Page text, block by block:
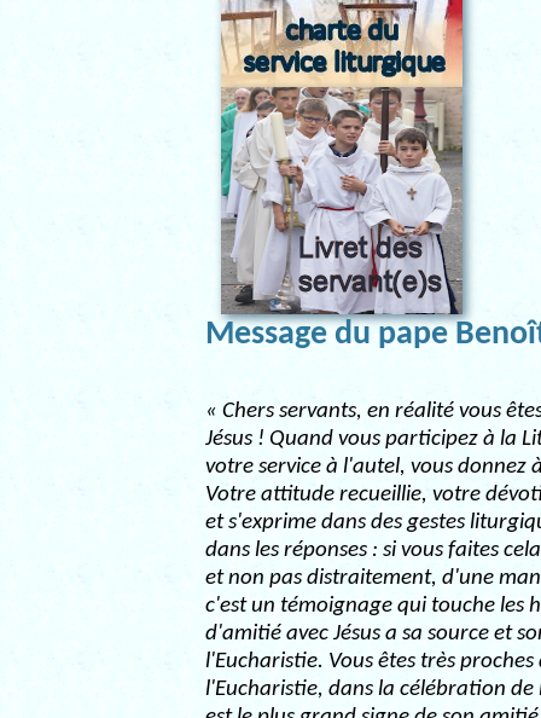
Message du pape
« Chers servants, en réalité vous
Jésus ! Quand vous participez à la
votre service à l'autel, vous donnez
Votre attitude recueillie, votre
et s'exprime dans des gestes
dans les réponses : si vous faites
et non pas distraitement, d'une
c'est un témoignage qui touche les
d'amitié avec Jésus a sa source et
l'Eucharistie. Vous êtes très proches
l'Eucharistie, dans la célébration de